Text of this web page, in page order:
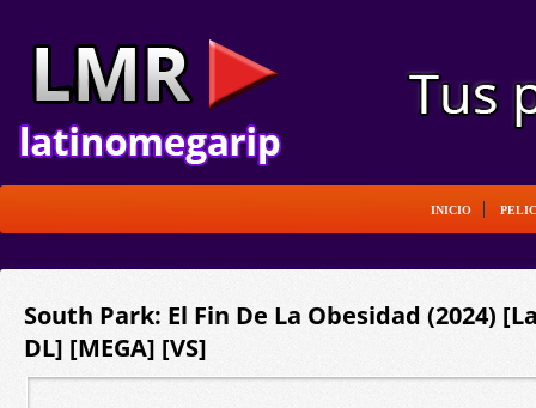
INICIO
South Park: El Fin De La Obesidad (2024)
DL] [MEGA] [VS]